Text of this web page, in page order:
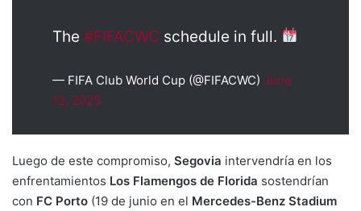
The #FIFACWC schedule in full.
— FIFA Club World Cup (@FIFACWC) June
12, 2025
Luego de este compromiso, Segovia intervendría en los
enfrentamientos Los Flamengos de Florida sostendrían
con FC Porto (19 de junio en el Mercedes-Benz Stadium